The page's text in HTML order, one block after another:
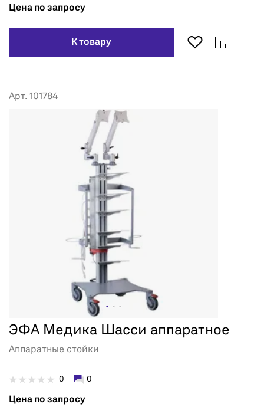
Цена по запросу
К товару
Арт. 101784
ЭФА Медика Шасси аппаратное
Аппаратные стойки
0 0
Цена по запросу